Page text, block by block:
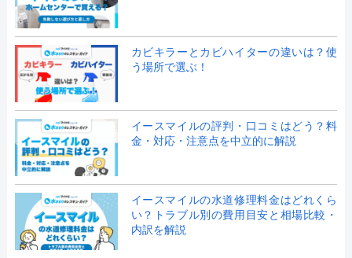
カビキラーとカビハイターの違いは？使
う場所で選ぶ！
イースマイルの評判・口コミはどう？料
金・対応・注意点を中立的に解説
イースマイルの水道修理料金はどれくら
い？トラブル別の費用目安と相場比較・
内訳を解説